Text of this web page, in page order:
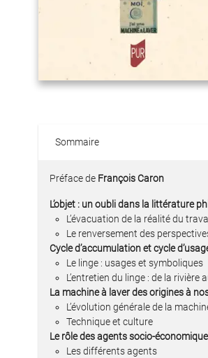
Sommaire
Préface de François Caron
L’objet : un oubli dans la littérature
L’évacuation de la réalité du
Le renversement des
Cycle d’accumulation et cycle
Le linge : usages et symboliques
L’entretien du linge : de la rivière
La machine à laver des origines à
L’évolution générale de la
Technique et culture
Le rôle des agents socio-
Les différents agents